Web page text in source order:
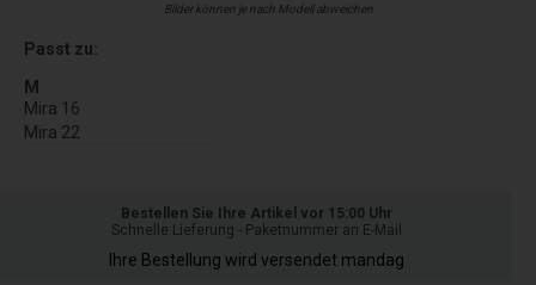
Bilder können je nach Modell abweichen
Passt zu:
M
Mira 16
Mira 22
Bestellen Sie Ihre Artikel vor 15:00 Uhr
Schnelle Lieferung - Paketnummer an E-Mail
Ihre Bestellung wird versendet mandag